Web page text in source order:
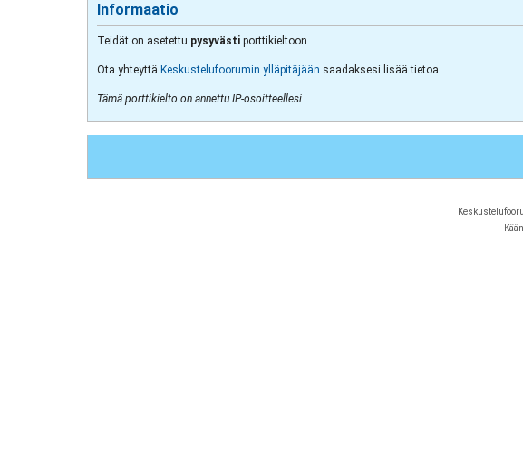
Informaatio
Teidät on asetettu pysyvästi porttikieltoon.
Ota yhteyttä Keskustelufoorumin ylläpitäjään saadaksesi lisää tietoa.
Tämä porttikielto on annettu IP-osoitteellesi.